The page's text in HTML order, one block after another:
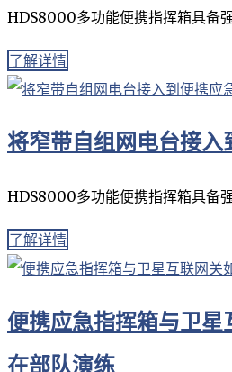
HDS8000多功能便携指挥箱具备
了解详情
将窄带自组网电台接
HDS8000多功能便携指挥箱具备
了解详情
便携应急指挥箱与卫星
在部队演练